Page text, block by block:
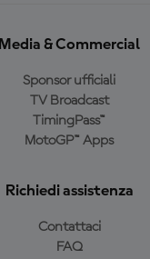
Media & Commercial
Sponsor ufficiali
TV Broadcast
TimingPass™
MotoGP™ Apps
Richiedi assistenza
Contattaci
FAQ